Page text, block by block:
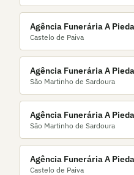
Agência Funerária A
Castelo de Paiva
Agência Funerária A
São Martinho de Sardoura
Agência Funerária A
São Martinho de Sardoura
Agência Funerária A
Castelo de Paiva